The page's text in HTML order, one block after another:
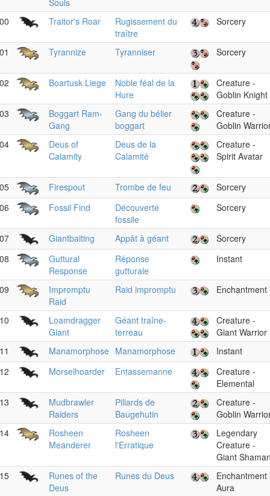
Souls
Traitor's Roar
Rugissement du
traître
Sorcery
Tyrannize Tyranniser Sorcery
Boartusk Liege
Noble féal de la
Hure
Creature -
Goblin Knight
Boggart Ram-
Gang
Gang du bélier
boggart
Creature -
Goblin
Deus of
Calamity
Deus de la
Calamité
Creature -
Spirit Avatar
Firespout Trombe de feu
Sorcery
Fossil Find
Découverte
fossile
Sorcery
Giantbaiting Appât à géant
Sorcery
Guttural
Response
Réponse
gutturale
Instant
Impromptu
Raid
Raid impromptu Enchantment
Loamdragger
Giant
Géant traîne-
terreau
Creature -
Giant Warrior
Manamorphose Manamorphose
Instant
Morselhoarder Entassemanne
Creature -
Elemental
Mudbrawler
Raiders
Pillards de
Baugehutin
Creature -
Goblin
Rosheen
Meanderer
Rosheen
l'Erratique
Legendary
Creature -
Giant
Runes of the
Deus
Runes du Deus
Enchantment
Aura